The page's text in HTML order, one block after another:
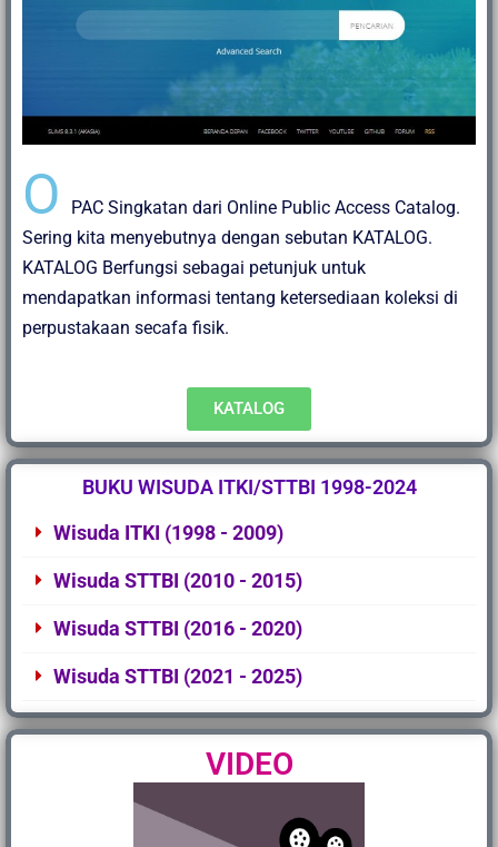
O
PAC Singkatan dari Online Public Access Catalog.
Sering kita menyebutnya dengan sebutan KATALOG.
KATALOG Berfungsi sebagai petunjuk untuk
mendapatkan informasi tentang ketersediaan koleksi di
perpustakaan secafa fisik.
KATALOG
BUKU WISUDA ITKI/STTBI 1998-2024
Wisuda ITKI (1998 - 2009)
Wisuda STTBI (2010 - 2015)
Wisuda STTBI (2016 - 2020)
Wisuda STTBI (2021 - 2025)
VIDEO